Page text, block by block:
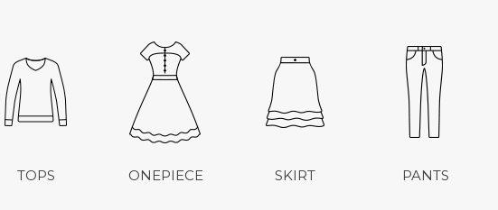
TOPS ONEPIECE SKIRT PANTS